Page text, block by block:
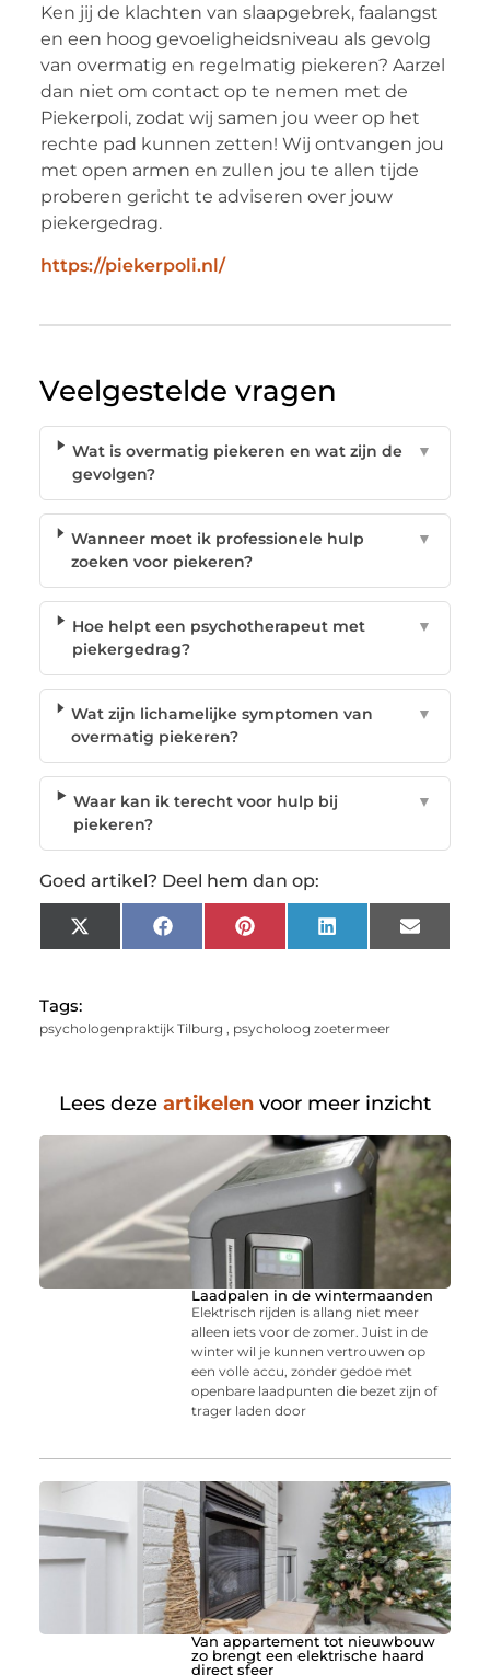
Ken jij de klachten van slaapgebrek, faalangst
en een hoog gevoeligheidsniveau als gevolg
van overmatig en regelmatig piekeren? Aarzel
dan niet om contact op te nemen met de
Piekerpoli, zodat wij samen jou weer op het
rechte pad kunnen zetten! Wij ontvangen jou
met open armen en zullen jou te allen tijde
proberen gericht te adviseren over jouw
piekergedrag.
https://piekerpoli.nl/
Veelgestelde vragen
Wat is overmatig piekeren en wat zijn de
gevolgen?
▼
Wanneer moet ik professionele hulp
zoeken voor piekeren?
▼
Hoe helpt een psychotherapeut met
piekergedrag?
▼
Wat zijn lichamelijke symptomen van
overmatig piekeren?
▼
Waar kan ik terecht voor hulp bij
piekeren?
▼
Goed artikel? Deel hem dan op:
X
(Twitter)
FacebookPinterest LinkedIn Email
Tags:
psychologenpraktijk Tilburg , psycholoog zoetermeer
Lees deze artikelen voor meer inzicht
Laadpalen in de wintermaanden
Elektrisch rijden is allang niet meer
alleen iets voor de zomer. Juist in de
winter wil je kunnen vertrouwen op
een volle accu, zonder gedoe met
openbare laadpunten die bezet zijn of
trager laden door
Van appartement tot nieuwbouw
zo brengt een elektrische haard
direct sfeer